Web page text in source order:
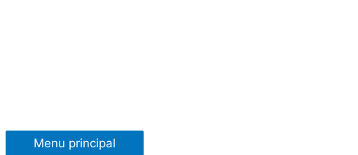
Menu principal